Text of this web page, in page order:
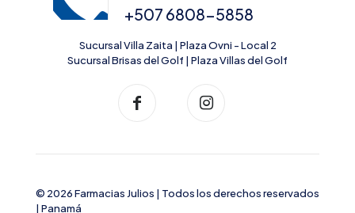
+507 6808-5858
Sucursal Villa Zaita | Plaza Ovni - Local 2
Sucursal Brisas del Golf | Plaza Villas del Golf
© 2026 Farmacias Julios | Todos los derechos reservados
| Panamá